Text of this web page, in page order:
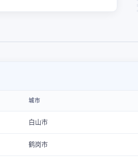
城市
白山市
鹤岗市